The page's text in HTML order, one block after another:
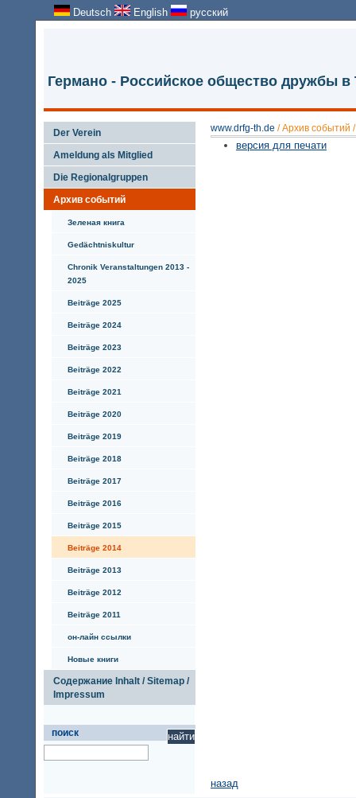
Deutsch English русский
Германо - Российское общество дружбы в
Der Verein
Ameldung als Mitglied
Die Regionalgruppen
Архив событий
Зеленая книга
Gedächtniskultur
Chronik Veranstaltungen 2013 -
2025
Beiträge 2025
Beiträge 2024
Beiträge 2023
Beiträge 2022
Beiträge 2021
Beiträge 2020
Beiträge 2019
Beiträge 2018
Beiträge 2017
Beiträge 2016
Beiträge 2015
Beiträge 2014
Beiträge 2013
Beiträge 2012
Beiträge 2011
он-лайн ссылки
Hовые книги
Содержание Inhalt / Sitemap /
Impressum
поиск
www.drfg-th.de /Архив событий
версия для печати
назад